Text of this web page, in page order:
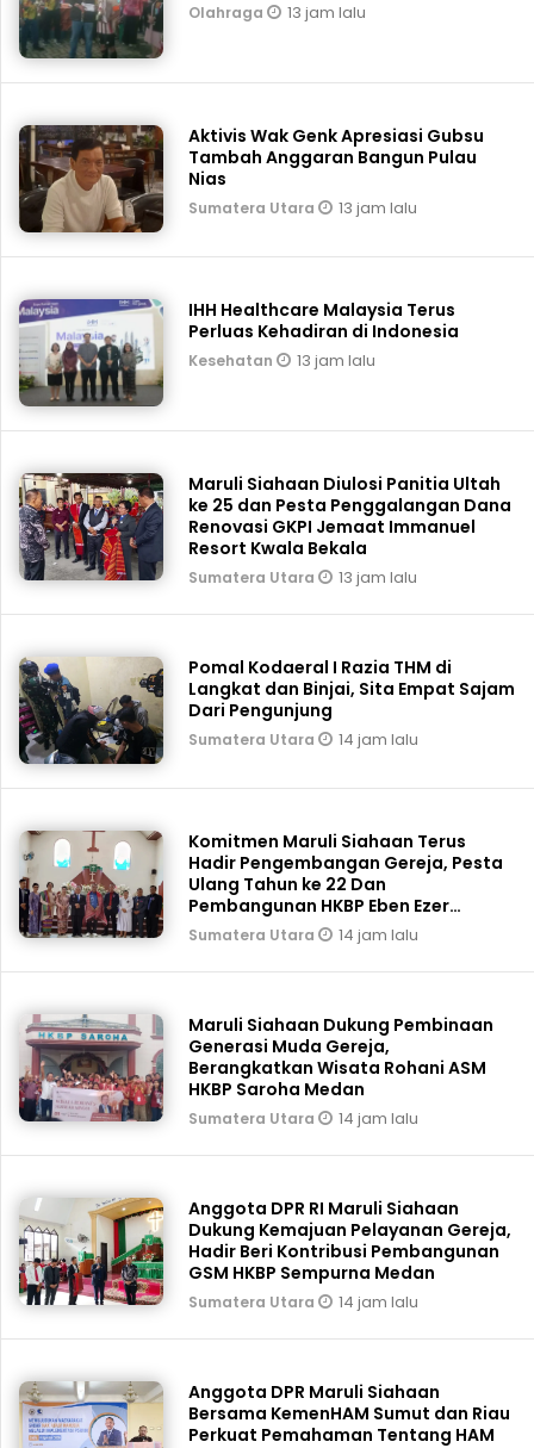
Olahraga 13 jam lalu
Aktivis Wak Genk Apresiasi Gubsu
Tambah Anggaran Bangun Pulau
Nias
Sumatera Utara 13 jam lalu
IHH Healthcare Malaysia Terus
Perluas Kehadiran di Indonesia
Kesehatan 13 jam lalu
Maruli Siahaan Diulosi Panitia Ultah
ke 25 dan Pesta Penggalangan Dana
Renovasi GKPI Jemaat Immanuel
Resort Kwala Bekala
Sumatera Utara 13 jam lalu
Pomal Kodaeral I Razia THM di
Langkat dan Binjai, Sita Empat Sajam
Dari Pengunjung
Sumatera Utara 14 jam lalu
Komitmen Maruli Siahaan Terus
Hadir Pengembangan Gereja, Pesta
Ulang Tahun ke 22 Dan
Pembangunan HKBP Eben Ezer
Martoba Beri Bantuan
Sumatera Utara 14 jam lalu
Maruli Siahaan Dukung Pembinaan
Generasi Muda Gereja,
Berangkatkan Wisata Rohani ASM
HKBP Saroha Medan
Sumatera Utara 14 jam lalu
Anggota DPR RI Maruli Siahaan
Dukung Kemajuan Pelayanan Gereja,
Hadir Beri Kontribusi Pembangunan
GSM HKBP Sempurna Medan
Sumatera Utara 14 jam lalu
Anggota DPR Maruli Siahaan
Bersama KemenHAM Sumut dan Riau
Perkuat Pemahaman Tentang HAM